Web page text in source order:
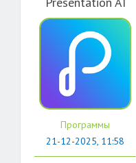
Программы
21-12-2025, 11:58